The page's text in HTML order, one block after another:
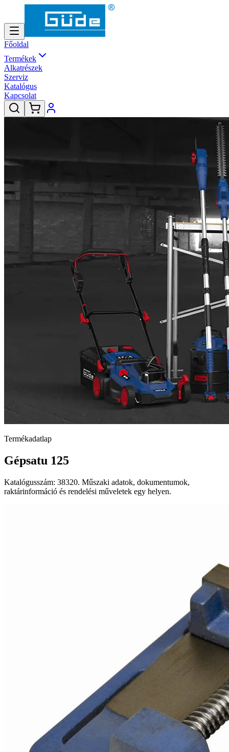
Főoldal
Termékek
Alkatrészek
Szerviz
Katalógus
Kapcsolat
Termékadatlap
Gépsatu 125
Katalógusszám: 38320. Műszaki adatok, dokumentumok,
raktárinformáció és rendelési műveletek egy helyen.